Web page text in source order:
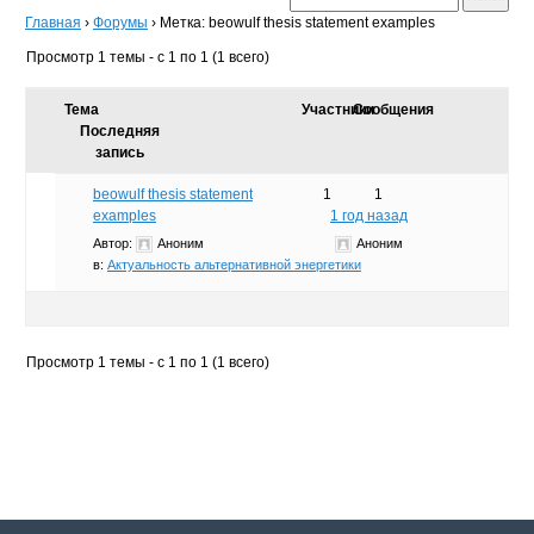
Главная › Форумы › Метка: beowulf thesis statement examples
Просмотр 1 темы - с 1 по 1 (1 всего)
Тема УчастникиСообщения
Последняя
запись
beowulf thesis statement
examples
Автор:
Аноним
в: Актуальность альтернативной энергетики
1
1
1 год назад
Аноним
Просмотр 1 темы - с 1 по 1 (1 всего)